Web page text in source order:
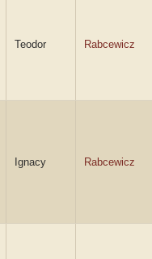
Teodor Rabcewicz
Ignacy Rabcewicz